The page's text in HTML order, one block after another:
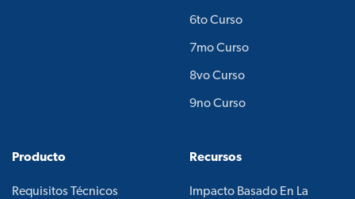
6to Curso
7mo Curso
8vo Curso
9no Curso
Producto
Requisitos Técnicos
Recursos
Impacto Basado En La